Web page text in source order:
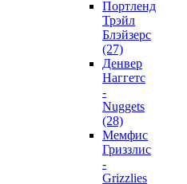
Портленд
Трэйл
Блэйзерс
(27)
Денвер
Наггетс
-
Nuggets
(28)
Мемфис
Гриззлис
-
Grizzlies